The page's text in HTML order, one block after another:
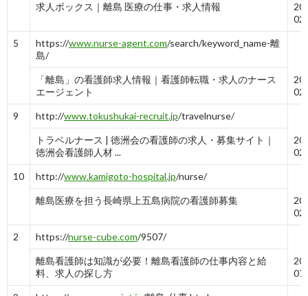
求人ボックス｜離島 医療の仕事・求人情報
5 https://www.nurse-agent.com/search/keyword_name-離
島/
「離島」の看護師求人情報｜看護師転職・求人のナース
エージェント
9 http://www.tokushukai-recruit.jp/travelnurse/
トラベルナース | 徳洲会の看護師の求人・募集サイト｜
徳洲会看護師人材 ...
10 http://www.kamigoto-hospital.jp/nurse/
離島医療を担う長崎県上五島病院の看護師募集
2 https://nurse-cube.com/9507/
離島看護師は知識が必要！離島看護師の仕事内容と給
料、求人の探し方